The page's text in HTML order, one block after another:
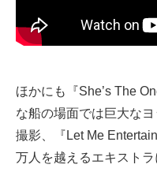
ほかにも『She’s The
な船の場面では巨大な
撮影、『Let Me
万人を越えるエキスト